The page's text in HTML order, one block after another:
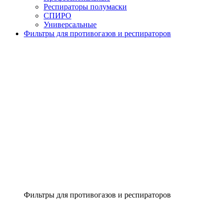
Респираторы полумаски
СПИРО
Универсальные
Фильтры для противогазов и респираторов
Фильтры для противогазов и респираторов